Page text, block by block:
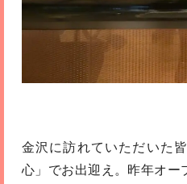
金沢に訪れていただいた
心」でお出迎え。昨年オー